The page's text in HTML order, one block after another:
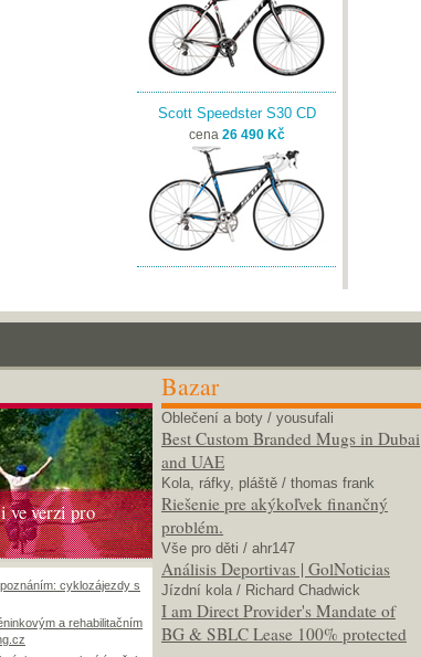
Scott Speedster S30 CD
cena 26 490 Kč
ve verzi pro
cyklozájezdy s
a rehabilitačním
Bazar
Oblečení a boty / yousufali
Best Custom Branded Mugs in Dubai
and UAE
Kola, ráfky, pláště / thomas frank
Riešenie pre akýkoľvek finančný
problém.
Vše pro děti / ahr147
Análisis Deportivas | GolNoticias
Jízdní kola / Richard Chadwick
I am Direct Provider's Mandate of
BG & SBLC Lease 100% protected